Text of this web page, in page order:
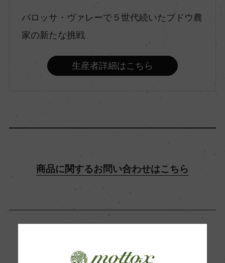
13.8％
海外ワイン専門誌評価歴
バロッサ・ヴァレーで５世代続いたブドウ農
家の新たな挑戦
生産者詳細はこちら
商品に関するお問い合わせはこちら
この商品に関連する記事